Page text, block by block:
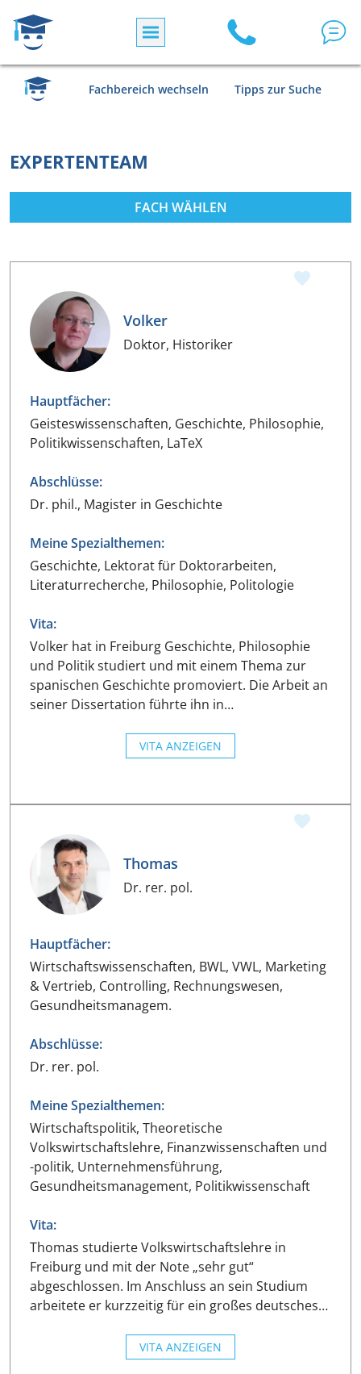
MENTOREN MENU
Fachbereich wechseln Tipps zur Suche
EXPERTENTEAM
FACH WÄHLEN
Volker
Doktor, Historiker
Hauptfächer:
Geisteswissenschaften, Geschichte, Philosophie,
Politikwissenschaften, LaTeX
Abschlüsse:
Dr. phil., Magister in Geschichte
Meine Spezialthemen:
Geschichte, Lektorat für Doktorarbeiten,
Literaturrecherche, Philosophie, Politologie
Vita:
Volker hat in Freiburg Geschichte, Philosophie
und Politik studiert und mit einem Thema zur
spanischen Geschichte promoviert. Die Arbeit an
seiner Dissertation führte ihn in…
VITA ANZEIGEN
Thomas
Dr. rer. pol.
Hauptfächer:
Wirtschaftswissenschaften, BWL, VWL, Marketing
& Vertrieb, Controlling, Rechnungswesen,
Gesundheitsmanagem.
Abschlüsse:
Dr. rer. pol.
Meine Spezialthemen:
Wirtschaftspolitik, Theoretische
Volkswirtschaftslehre, Finanzwissenschaften und
-politik, Unternehmensführung,
Gesundheitsmanagement, Politikwissenschaft
Vita:
Thomas studierte Volkswirtschaftslehre in
Freiburg und mit der Note „sehr gut“
abgeschlossen. Im Anschluss an sein Studium
arbeitete er kurzzeitig für ein großes deutsches…
VITA ANZEIGEN